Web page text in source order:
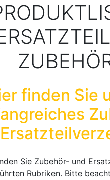
finden Sie
Sie Zubehör- und
Rubriken. Bitte